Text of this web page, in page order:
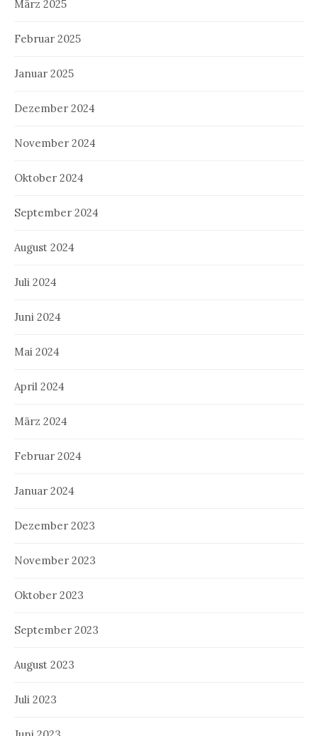
März 2025
Februar 2025
Januar 2025
Dezember 2024
November 2024
Oktober 2024
September 2024
August 2024
Juli 2024
Juni 2024
Mai 2024
April 2024
März 2024
Februar 2024
Januar 2024
Dezember 2023
November 2023
Oktober 2023
September 2023
August 2023
Juli 2023